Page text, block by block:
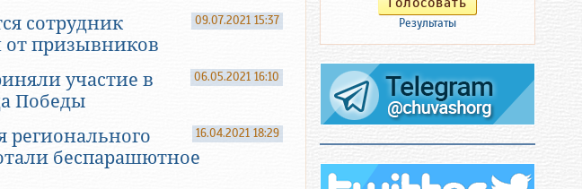
09.07.2021 15:37
сотрудник
от призывников
06.05.2021 16:10
участие в
Победы
16.04.2021 18:29
регионального
беспарашютное
Результаты